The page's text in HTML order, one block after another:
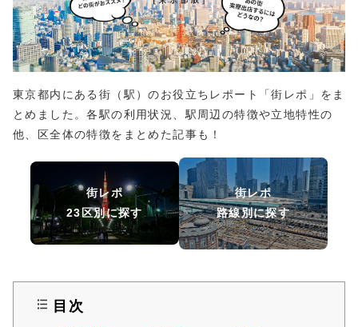
東京都街レポ区別駅一覧
東京都内にある街（駅）のお役立ちレポート「街レポ」をま
とめました。各駅の利用状況、駅周辺の特徴や立地特性の
他、区全体の特徴をまとめた記事も！
街レポ
23区別に探す
街レポ
路線別に探す
目次